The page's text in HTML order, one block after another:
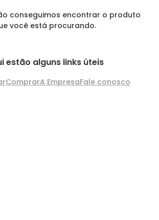
conseguimos encontrar o produto
você está procurando.
estão alguns links úteis
ComprarA EmpresaFale conosco